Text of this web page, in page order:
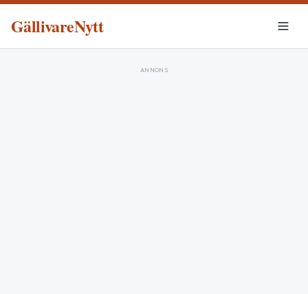
GällivareNytt
ANNONS